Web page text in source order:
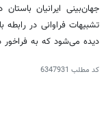
جهان‌بینی ایرانیان
تشبیهات فراوانی در
دیده می‌شود که به
کد مطلب 6347931